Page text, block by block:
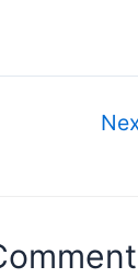
bl g
er
e